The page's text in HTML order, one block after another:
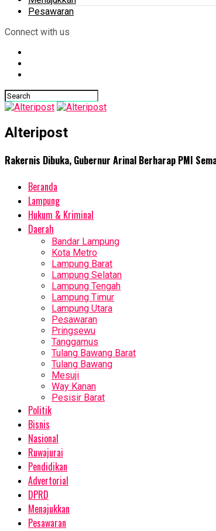
Pesawaran
Connect with us
Alteripost
Rakernis Dibuka, Gubernur Arinal Berharap PMI
Beranda
Lampung
Hukum & Kriminal
Daerah
Bandar Lampung
Kota Metro
Lampung Barat
Lampung Selatan
Lampung Tengah
Lampung Timur
Lampung Utara
Pesawaran
Pringsewu
Tanggamus
Tulang Bawang Barat
Tulang Bawang
Mesuji
Way Kanan
Pesisir Barat
Politik
Bisnis
Nasional
Ruwajurai
Pendidikan
Advertorial
DPRD
Menajukkan
Pesawaran